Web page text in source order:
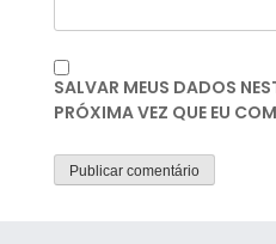
SALVAR MEUS DADOS
PRÓXIMA VEZ QUE EU